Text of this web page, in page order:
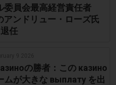
委員会最高経営責任者
アンドリュー・ローズ氏
任
の勝者：この казино
ムが大きな выплату を出